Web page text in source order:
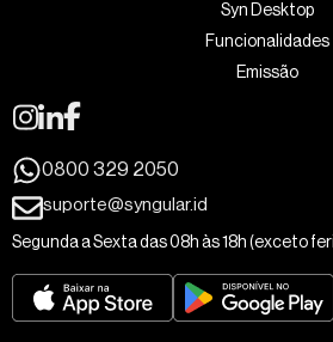
Syn Desktop
Funcionalidades
Emissão
0800 329 2050
suporte@syngular.id
Segunda a Sexta das 08h às 18h (exceto